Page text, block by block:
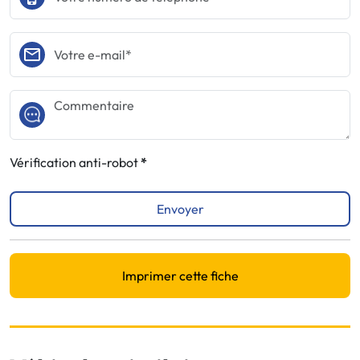
Vérification anti-robot
Envoyer
Imprimer cette fiche